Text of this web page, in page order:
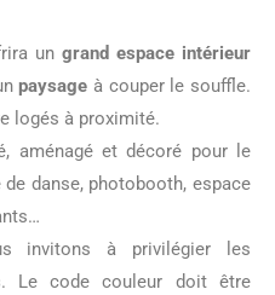
un grand espace intérieur
paysage à couper le souffle.
logés à proximité.
aménagé et décoré pour le
danse, photobooth, espace
invitons à privilégier les
. Le code couleur doit être